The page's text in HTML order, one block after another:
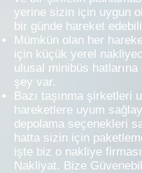
yerine sizin için uygun
bir günde hareket
Mümkün olan her
için küçük yerel
ulusal minibüs hatlarına
şey var.
Bazı taşınma şirketleri
hareketlere uyum
depolama seçenekleri
hatta sizin için
işte biz o nakliye firması
Nakliyat. Bize